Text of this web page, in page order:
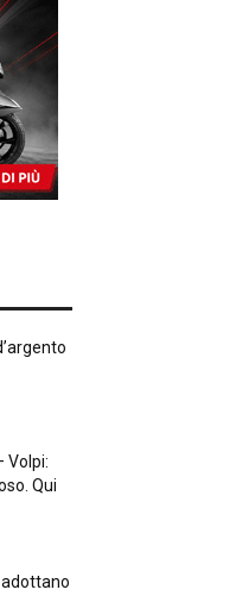
Volpi:
Qui
adottano